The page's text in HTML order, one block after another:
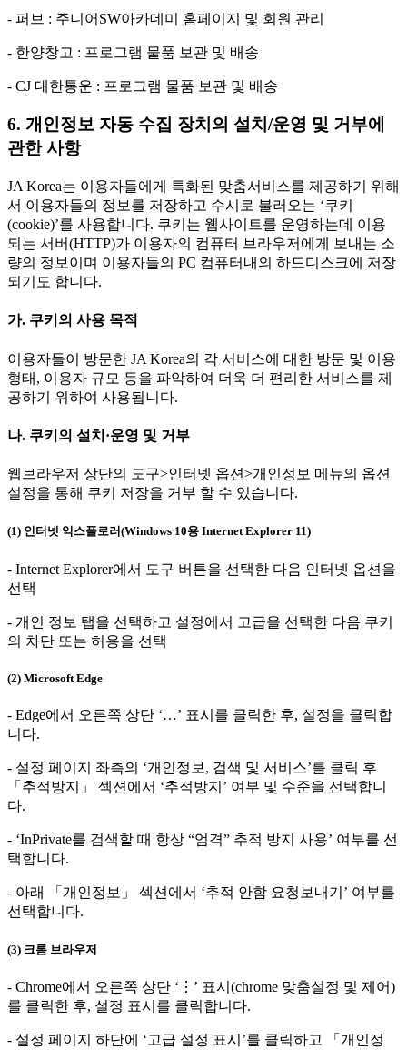
- 퍼브 : 주니어SW아카데미 홈페이지 및 회원 관리
- 한양창고 : 프로그램 물품 보관 및 배송
- CJ 대한통운 : 프로그램 물품 보관 및 배송
6. 개인정보 자동 수집 장치의 설치/운영 및 거부에
관한 사항
JA Korea는 이용자들에게 특화된 맞춤서비스를 제공하기 위해
서 이용자들의 정보를 저장하고 수시로 불러오는 ‘쿠키
(cookie)’를 사용합니다. 쿠키는 웹사이트를 운영하는데 이용
되는 서버(HTTP)가 이용자의 컴퓨터 브라우저에게 보내는 소
량의 정보이며 이용자들의 PC 컴퓨터내의 하드디스크에 저장
되기도 합니다.
가. 쿠키의 사용 목적
이용자들이 방문한 JA Korea의 각 서비스에 대한 방문 및 이용
형태, 이용자 규모 등을 파악하여 더욱 더 편리한 서비스를 제
공하기 위하여 사용됩니다.
나. 쿠키의 설치·운영 및 거부
웹브라우저 상단의 도구>인터넷 옵션>개인정보 메뉴의 옵션
설정을 통해 쿠키 저장을 거부 할 수 있습니다.
(1) 인터넷 익스플로러(Windows 10용 Internet Explorer 11)
- Internet Explorer에서 도구 버튼을 선택한 다음 인터넷 옵션을
선택
- 개인 정보 탭을 선택하고 설정에서 고급을 선택한 다음 쿠키
의 차단 또는 허용을 선택
(2) Microsoft Edge
- Edge에서 오른쪽 상단 ‘…’ 표시를 클릭한 후, 설정을 클릭합
니다.
- 설정 페이지 좌측의 ‘개인정보, 검색 및 서비스’를 클릭 후
「추적방지」 섹션에서 ‘추적방지’ 여부 및 수준을 선택합니
다.
- ‘InPrivate를 검색할 때 항상 “엄격” 추적 방지 사용’ 여부를 선
택합니다.
- 아래 「개인정보」 섹션에서 ‘추적 안함 요청보내기’ 여부를
선택합니다.
(3) 크롬 브라우저
- Chrome에서 오른쪽 상단 ‘⋮’ 표시(chrome 맞춤설정 및 제어)
를 클릭한 후, 설정 표시를 클릭합니다.
- 설정 페이지 하단에 ‘고급 설정 표시’를 클릭하고 「개인정